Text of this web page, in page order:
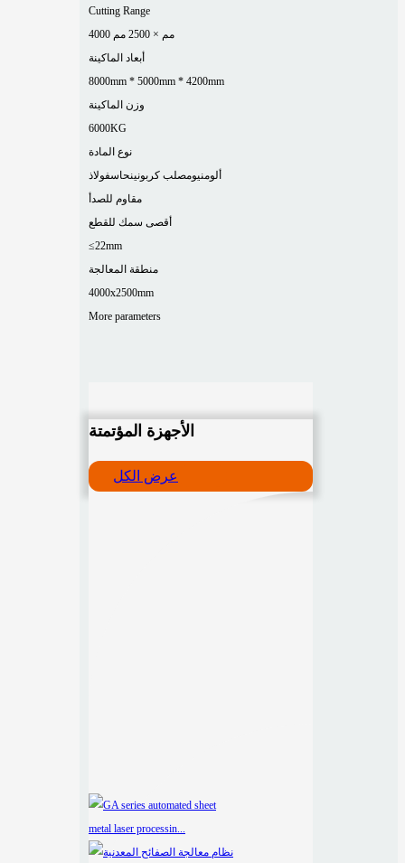
Cutting Range
4000 مم × 2500 مم
أبعاد الماكينة
8000mm * 5000mm * 4200mm
وزن الماكينة
6000KG
نوع المادة
ألومنيومصلب كربونينحاسفولاذ
مقاوم للصدأ
أقصى سمك للقطع
≤22mm
منطقة المعالجة
4000x2500mm
More parameters
الأجهزة المؤتمتة
عرض الكل